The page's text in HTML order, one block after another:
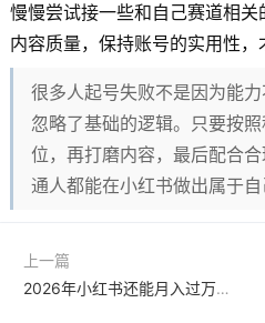
慢慢尝试接一些和自己赛道相
内容质量，保持账号的实用性，
很多人起号失败不是因为能力
忽略了基础的逻辑。只要按
位，再打磨内容，最后配合
通人都能在小红书做出属于自
上一篇
2026年小红书还能月入过万吗？普通人零基础变现全攻略